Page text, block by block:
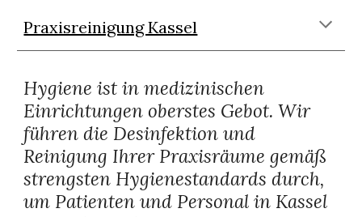
Praxisreinigung Kassel
Hygiene ist in medizinischen
Einrichtungen oberstes Gebot. Wir
führen die Desinfektion und
Reinigung Ihrer Praxisräume gemäß
strengsten Hygienestandards durch,
um Patienten und Personal in Kassel